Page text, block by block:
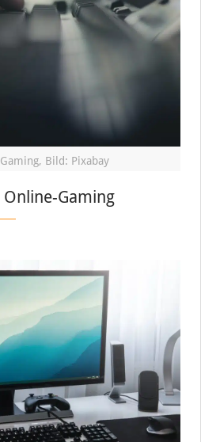
Bild: Pixabay
Online-Gaming